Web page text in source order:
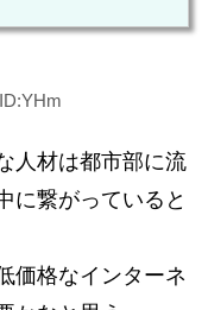
人材は都市部に流
に繋がっていると
価格なインターネ